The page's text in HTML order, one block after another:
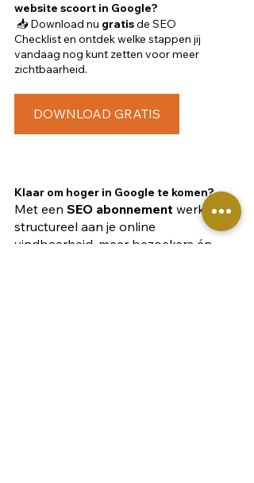
website scoort in Google?
📥 Download nu gratis de SEO
Checklist en ontdek welke stappen jij
vandaag nog kunt zetten voor meer
zichtbaarheid.
DOWNLOAD GRATIS
Klaar om hoger in Google te komen?
Met een SEO abonnement werk je
structureel aan je online
vindbaarheid, meer bezoekers én